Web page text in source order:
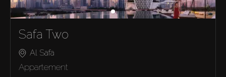
Safa Two
Al Safa
Appartement